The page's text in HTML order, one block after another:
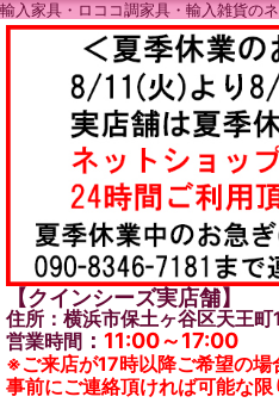
輸入家具・ロココ調家具・輸入雑貨の
【クインシーズ実店舗】
住所：横浜市保土ヶ谷区天王
営業時間 ： 11:00～17:00
※ご来店が17時以降ご希望の場
事前にご連絡頂ければ可能な限